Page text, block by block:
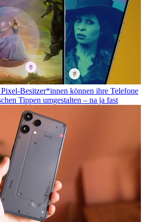
Besitzer*innen können ihre Telefone
Tippen umgestalten – na ja fast